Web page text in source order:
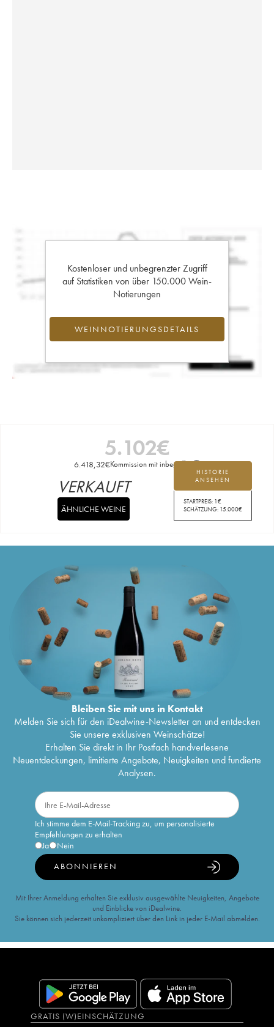
Kostenloser und unbegrenzter Zugriff
auf Statistiken von über 150.000 Wein-
Notierungen
WEINNOTIERUNGSDETAILS
5.102€
6.418,32€Kommission mit inbegriffen
HISTORIE
ANSEHEN
STARTPREIS: 1€
SCHÄTZUNG: 15.000€
VERKAUFT
ÄHNLICHE WEINE
Bleiben Sie mit uns in Kontakt
Melden Sie sich für den iDealwine-Newsletter an und entdecken
Sie unsere exklusiven Weinschätze!
Erhalten Sie direkt in Ihr Postfach handverlesene
Neuentdeckungen, limitierte Angebote, Neuigkeiten und fundierte
Analysen.
Ich stimme dem E-Mail-Tracking zu, um personalisierte
Empfehlungen zu erhalten
Ja
Nein
ABONNIEREN
Mit Ihrer Anmeldung erhalten Sie exklusiv ausgewählte Neuigkeiten, Angebote
und Einblicke von iDealwine.
Sie können sich jederzeit unkompliziert über den Link in jeder E-Mail abmelden.
GRATIS (W)EINSCHÄTZUNG